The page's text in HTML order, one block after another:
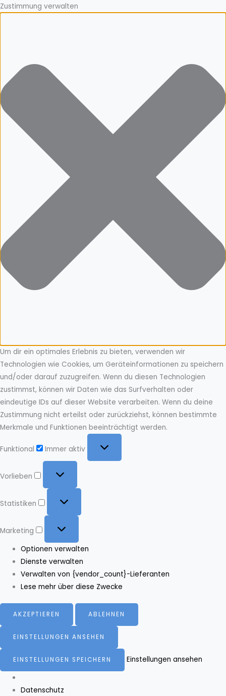
Zustimmung verwalten
Um dir ein optimales Erlebnis zu bieten, verwenden wir
Technologien wie Cookies, um Geräteinformationen zu speichern
und/oder darauf zuzugreifen. Wenn du diesen Technologien
zustimmst, können wir Daten wie das Surfverhalten oder
eindeutige IDs auf dieser Website verarbeiten. Wenn du deine
Zustimmung nicht erteilst oder zurückziehst, können bestimmte
Merkmale und Funktionen beeinträchtigt werden.
Funktional
Immer aktiv
Vorlieben
Statistiken
Marketing
Optionen verwalten
Dienste verwalten
Verwalten von {vendor_count}-Lieferanten
Lese mehr über diese Zwecke
AKZEPTIEREN ABLEHNEN
EINSTELLUNGEN ANSEHEN
EINSTELLUNGEN SPEICHERN Einstellungen ansehen
Datenschutz